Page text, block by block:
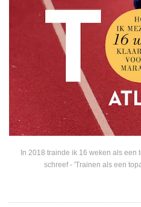
In 2018 trainde ik 16 weken als
schreef - 'Trainen als een